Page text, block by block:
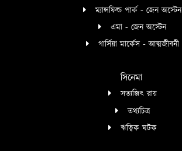
ম্যান্সফিল্ড পার্ক - জেন অস্টেন
এমা - জেন অস্টেন
গার্সিয়া মার্কেস - আত্মজীবনী
সিনেমা
সত্যজিৎ রায়
তথ্যচিত্র
ঋত্বিক ঘটক